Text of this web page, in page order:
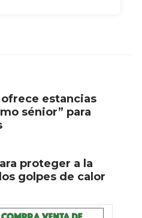
estancias
sénior” para
proteger a la
golpes de calor